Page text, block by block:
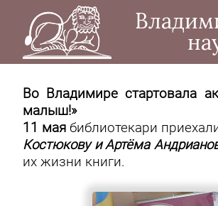
Во Владимире стартовала
малыш!»
11 мая библиотекари
Костюкову и Артёма
их жизни книги.